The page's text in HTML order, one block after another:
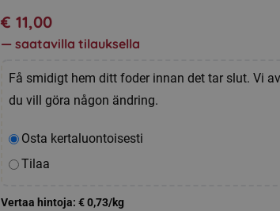
€ 11,00
— saatavilla tilauksella
Få smidigt hem ditt foder innan det tar slut. Vi
du vill göra någon ändring.
Valitse
ostotyyppi
Osta kertaluontoisesti
Tilaa
Vertaa hintoja: €0,73/kg